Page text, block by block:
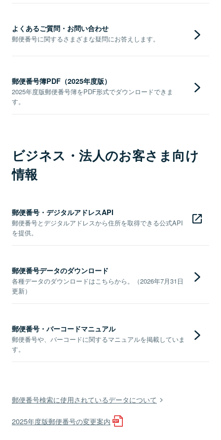
よくあるご質問・お問い合わせ
郵便番号に関するさまざまな疑問にお答えします。
郵便番号簿PDF（2025年度版）
2025年度版郵便番号簿をPDF形式でダウンロードできま
す。
ビジネス・法人のお客さま向け
情報
郵便番号・デジタルアドレスAPI
郵便番号とデジタルアドレスから住所を取得できる公式API
を提供。
郵便番号データのダウンロード
各種データのダウンロードはこちらから。（2026年7月31日
更新）
郵便番号・バーコードマニュアル
郵便番号や、バーコードに関するマニュアルを掲載していま
す。
郵便番号検索に使用されているデータについて
2025年度版郵便番号の変更案内